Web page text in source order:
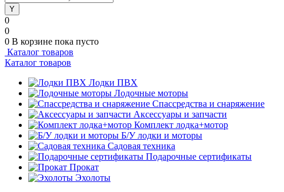
0
0
0 В корзине пока пусто
Каталог товаров
Каталог товаров
Лодки ПВХ
Лодочные моторы
Спассредства и снаряжение
Аксессуары и запчасти
Комплект лодка+мотор
Б/У лодки и моторы
Садовая техника
Подарочные сертификаты
Прокат
Эхолоты